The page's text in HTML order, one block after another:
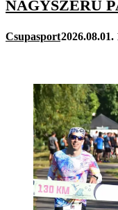
NAGYSZERŰ
Csupasport2026.08.01.